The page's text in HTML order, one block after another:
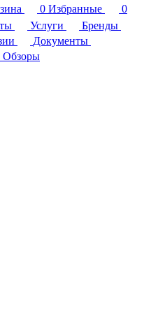
0 Избранные
0
Услуги
Бренды
Документы
Обзоры